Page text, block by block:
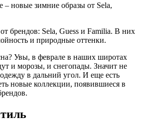
– новые зимние образы от Sela,
брендов: Sela, Guess и Familia. В них
и природные оттенки.
Увы, в феврале в наших широтах
и морозы, и снегопады. Значит не
в дальний угол. И еще есть
новые коллекции, появившиеся в